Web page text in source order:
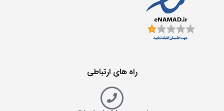
راه های ارتباطی